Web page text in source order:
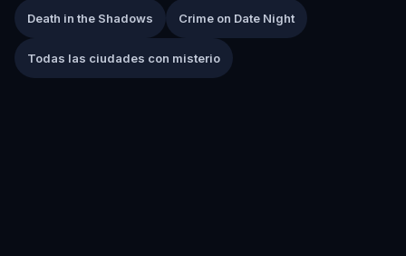
Death in the Shadows Crime on Date Night
Todas las ciudades con misterio